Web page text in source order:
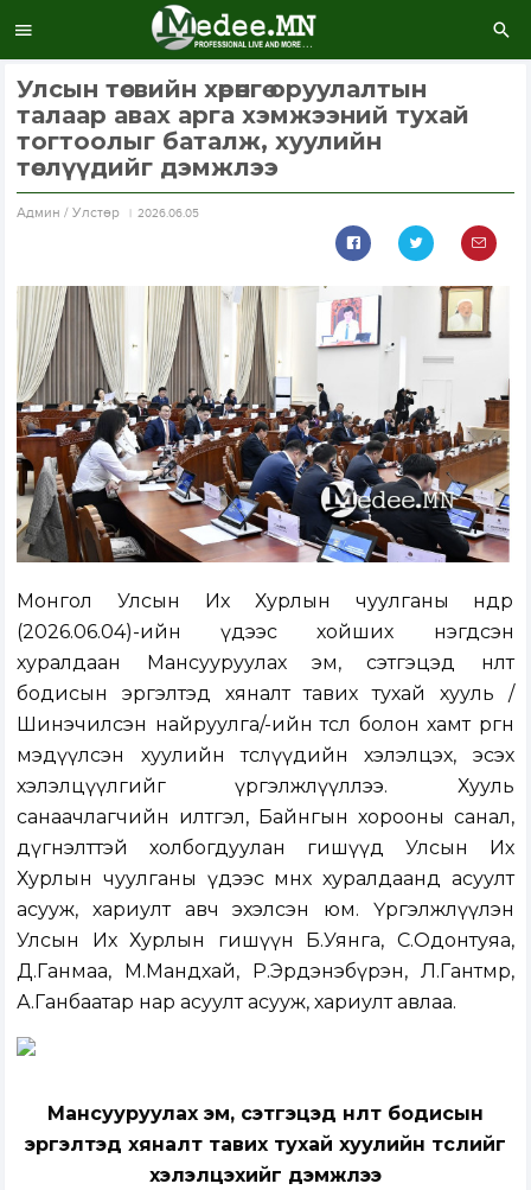
Улсын төсвийн хөрөнгө оруулалтын
талаар авах арга хэмжээний тухай
тогтоолыг баталж, хуулийн
төслүүдийг дэмжлээ
Aдмин / Улстөр 2026.06.05
Монгол Улсын Их Хурлын чуулганы өнөөдөр
(2026.06.04)-ийн үдээс хойших нэгдсэн
хуралдаан
Мансууруулах эм, сэтгэцэд нөлөөт
бодисын эргэлтэд хяналт тавих тухай хууль /
Шинэчилсэн найруулга/-ийн төсөл болон хамт өргөн
мэдүүлсэн хуулийн төслүүдийн
хэлэлцэх, эсэх
хэлэлцүүлгийг үргэлжлүүллээ. Хууль
санаачлагчийн илтгэл, Байнгын хорооны санал,
дүгнэлттэй холбогдуулан гишүүд Улсын Их
Хурлын чуулганы үдээс өмнөх хуралдаанд асуулт
асууж, хариулт авч эхэлсэн юм. Үргэлжлүүлэн
Улсын Их Хурлын гишүүн Б.Уянга, С.Одонтуяа,
Д.Ганмаа, М.Мандхай, Р.Эрдэнэбүрэн, Л.Гантөмөр,
А.Ганбаатар нар асуулт асууж, хариулт авлаа.
Мансууруулах эм, сэтгэцэд нөлөөт бодисын
эргэлтэд хяналт тавих тухай хуулийн төслийг
хэлэлцэхийг дэмжлээ